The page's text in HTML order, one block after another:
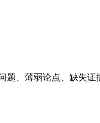
题、薄弱论点、缺失证